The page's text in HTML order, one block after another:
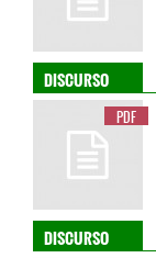
DISCURSO
PDF
DISCURSO